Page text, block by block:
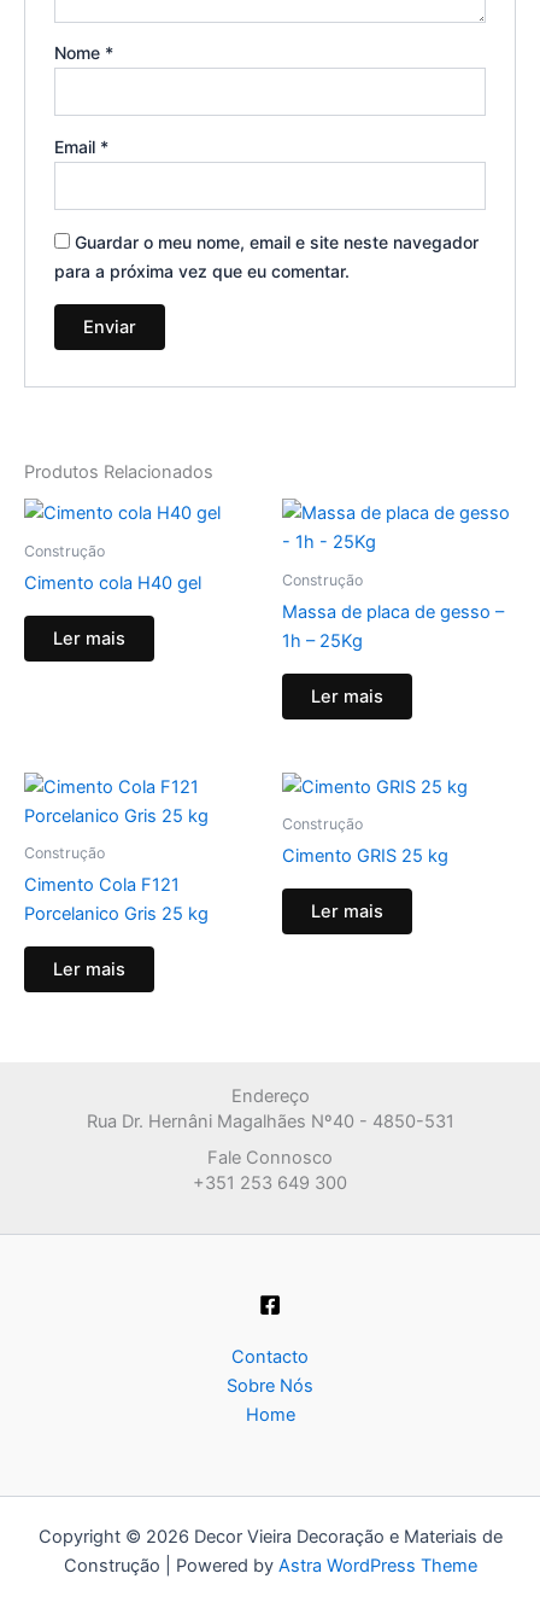
Nome *
Email *
Guardar o meu nome, email e site neste navegador
para a próxima vez que eu comentar.
Produtos Relacionados
Construção
Cimento cola H40 gel
Ler mais
Construção
Massa de placa de gesso –
1h – 25Kg
Ler mais
Construção
Cimento Cola F121
Porcelanico Gris 25 kg
Ler mais
Construção
Cimento GRIS 25 kg
Ler mais
Endereço
Rua Dr. Hernâni Magalhães Nº40 - 4850-531
Fale Connosco
+351 253 649 300
Contacto
Sobre Nós
Home
Copyright © 2026 Decor Vieira Decoração e Materiais de
Construção | Powered by Astra WordPress Theme